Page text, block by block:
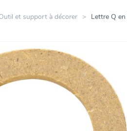
et support à décorer Lettre Q